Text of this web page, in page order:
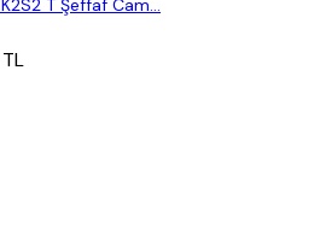
T Şeffaf Cam...